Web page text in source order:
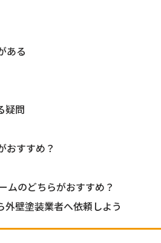
ある
疑問
おすすめ？
ムのどちらがおすすめ？
外壁塗装業者へ依頼しよう